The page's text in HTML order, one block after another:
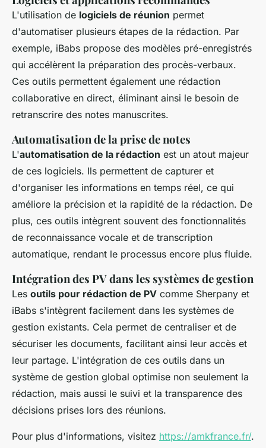
L'utilisation de logiciels de réunion permet
d'automatiser plusieurs étapes de la rédaction. Par
exemple, iBabs propose des modèles pré-enregistrés
qui accélèrent la préparation des procès-verbaux.
Ces outils permettent également une rédaction
collaborative en direct, éliminant ainsi le besoin de
retranscrire des notes manuscrites.
Automatisation de la prise de notes
L'automatisation de la rédaction est un atout majeur
de ces logiciels. Ils permettent de capturer et
d'organiser les informations en temps réel, ce qui
améliore la précision et la rapidité de la rédaction. De
plus, ces outils intègrent souvent des fonctionnalités
de reconnaissance vocale et de transcription
automatique, rendant le processus encore plus fluide.
Intégration des PV dans les systèmes de gestion
Les outils pour rédaction de PV comme Sherpany et
iBabs s'intègrent facilement dans les systèmes de
gestion existants. Cela permet de centraliser et de
sécuriser les documents, facilitant ainsi leur accès et
leur partage. L'intégration de ces outils dans un
système de gestion global optimise non seulement la
rédaction, mais aussi le suivi et la transparence des
décisions prises lors des réunions.
Pour plus d'informations, visitez https://amkfrance.fr/.